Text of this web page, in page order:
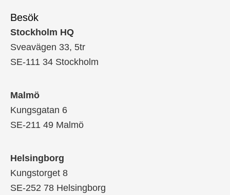
Besök
Stockholm HQ
Sveavägen 33, 5tr
SE-111 34 Stockholm
Malmö
Kungsgatan 6
SE-211 49 Malmö
Helsingborg
Kungstorget 8
SE-252 78 Helsingborg